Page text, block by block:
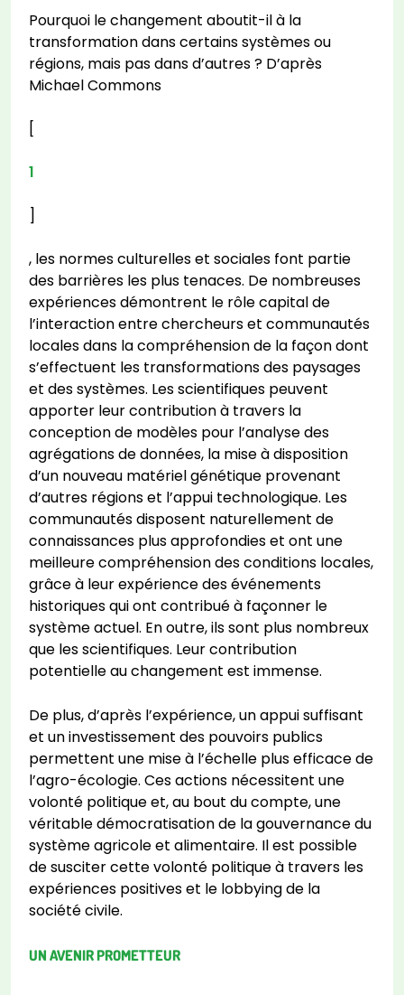
Pourquoi le changement aboutit-il à la
transformation dans certains systèmes ou
régions, mais pas dans d’autres ? D’après
Michael Commons
[
1
]
, les normes culturelles et sociales font partie
des barrières les plus tenaces. De nombreuses
expériences démontrent le rôle capital de
l’interaction entre chercheurs et communautés
locales dans la compréhension de la façon dont
s’effectuent les transformations des paysages
et des systèmes. Les scientifiques peuvent
apporter leur contribution à travers la
conception de modèles pour l’analyse des
agrégations de données, la mise à disposition
d’un nouveau matériel génétique provenant
d’autres régions et l’appui technologique. Les
communautés disposent naturellement de
connaissances plus approfondies et ont une
meilleure compréhension des conditions locales,
grâce à leur expérience des événements
historiques qui ont contribué à façonner le
système actuel. En outre, ils sont plus nombreux
que les scientifiques. Leur contribution
potentielle au changement est immense.
De plus, d’après l’expérience, un appui suffisant
et un investissement des pouvoirs publics
permettent une mise à l’échelle plus efficace de
l’agro-écologie. Ces actions nécessitent une
volonté politique et, au bout du compte, une
véritable démocratisation de la gouvernance du
système agricole et alimentaire. Il est possible
de susciter cette volonté politique à travers les
expériences positives et le lobbying de la
société civile.
UN AVENIR PROMETTEUR